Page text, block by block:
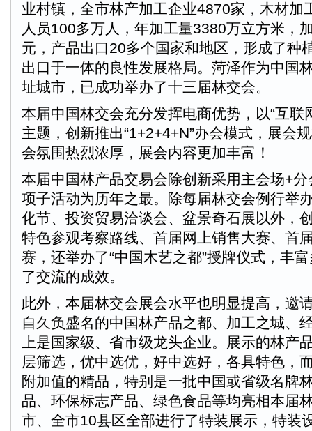
业村镇，全市林产加工企业4870家，木材加
人员100多万人，年加工量3380万立方米，
元，产品出口20多个国家和地区，形成了种
出口于一体的良性发展格局。菏泽作为中国
址城市，已成功举办了十三届林交会。
本届中国林交会充分发挥电商优势，以“互联
主题，创新推出“1+2+4+N”办会模式，展会
会氛围热烈浓厚，展会内容更加丰富！
本届中国林产品交易会除创新采用主会场+
项子活动为历年之最。除每届林交会例行举
化节、投资贸易洽谈会、盆景奇石展以外，
特色参观考察路线、首届网上销售大赛、首
赛，还举办了“中国木艺之都”授牌仪式，丰
了交流的成效。
此外，本届林交会展会水平也明显提高，邀
自久负盛名的中国林产品之都、加工之城、
上是国家级、省市级龙头企业。展示的林产
层筛选，优中选优，好中选好，各具特色，
附加值的精品，特别是一批中国或省级名牌
品、环保标志产品、绿色食品等均亮相本届
市、全市10县区全部进行了特装展示，特装